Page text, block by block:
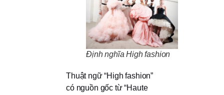
Định nghĩa High fashion
Thuật ngữ “High fashion”
có nguồn gốc từ “Haute